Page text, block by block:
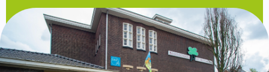
Schoolgids
Gezonde school
Kinderopvang